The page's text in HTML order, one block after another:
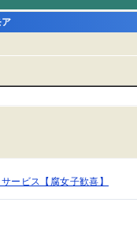
ービス【腐女子歓喜】